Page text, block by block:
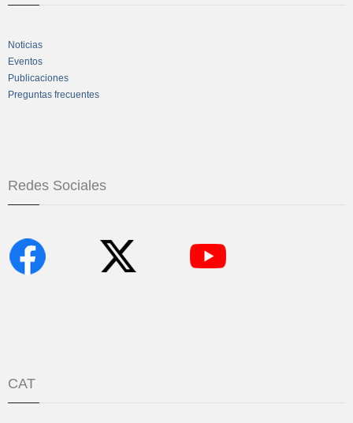
Noticias
Eventos
Publicaciones
Preguntas frecuentes
Redes Sociales
CAT